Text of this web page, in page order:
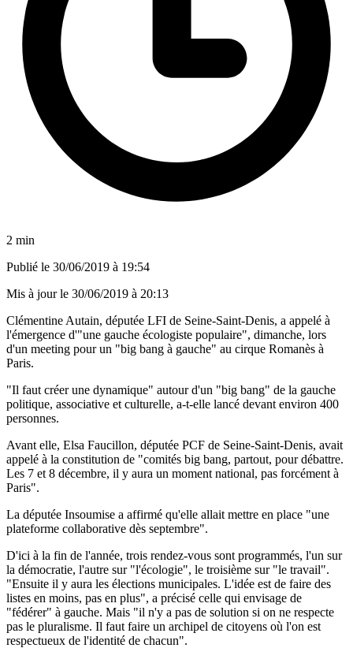
2 min
Publié le 30/06/2019 à 19:54
Mis à jour le 30/06/2019 à 20:13
Clémentine Autain, députée LFI de Seine-Saint-Denis, a appelé à
l'émergence d'"une gauche écologiste populaire", dimanche, lors
d'un meeting pour un "big bang à gauche" au cirque Romanès à
Paris.
"Il faut créer une dynamique" autour d'un "big bang" de la gauche
politique, associative et culturelle, a-t-elle lancé devant environ 400
personnes.
Avant elle, Elsa Faucillon, députée PCF de Seine-Saint-Denis, avait
appelé à la constitution de "comités big bang, partout, pour débattre.
Les 7 et 8 décembre, il y aura un moment national, pas forcément à
Paris".
La députée Insoumise a affirmé qu'elle allait mettre en place "une
plateforme collaborative dès septembre".
D'ici à la fin de l'année, trois rendez-vous sont programmés, l'un sur
la démocratie, l'autre sur "l'écologie", le troisième sur "le travail".
"Ensuite il y aura les élections municipales. L'idée est de faire des
listes en moins, pas en plus", a précisé celle qui envisage de
"fédérer" à gauche. Mais "il n'y a pas de solution si on ne respecte
pas le pluralisme. Il faut faire un archipel de citoyens où l'on est
respectueux de l'identité de chacun".